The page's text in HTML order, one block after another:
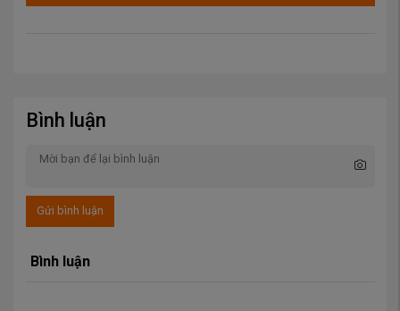
Bình luận
Gửi bình luận
Bình luận